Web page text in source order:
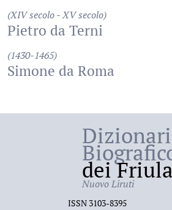
(XIV secolo - XV secolo)
Pietro da Terni
(1430-1465)
Simone da Roma
dei
Nuovo Liruti
ISSN 3103-8395